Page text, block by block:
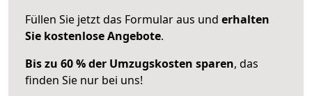
Füllen Sie jetzt das Formular aus und erhalten
Sie kostenlose Angebote.
Bis zu 60 % der Umzugskosten sparen, das
finden Sie nur bei uns!